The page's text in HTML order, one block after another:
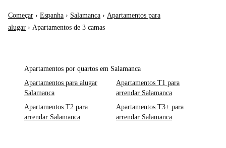
Começar › Espanha › Salamanca › Apartamentos para
alugar › Apartamentos de 3 camas
Apartamentos por quartos em Salamanca
Apartamentos para alugar
Salamanca
Apartamentos T1 para
arrendar Salamanca
Apartamentos T2 para
arrendar Salamanca
Apartamentos T3+ para
arrendar Salamanca